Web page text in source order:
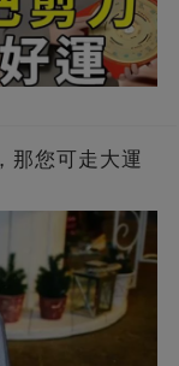
那您可走大運